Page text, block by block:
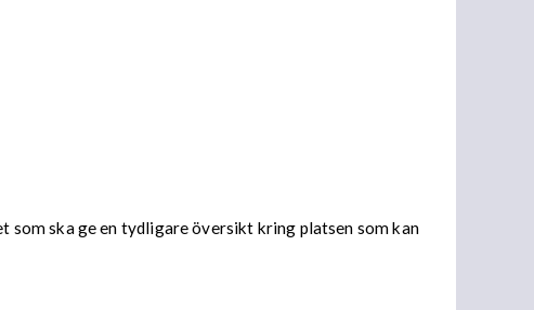
som ska ge en tydligare översikt kring platsen som kan